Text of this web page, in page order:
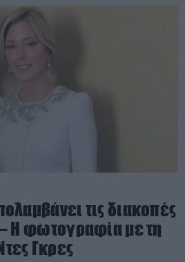
τις διακοπές
– Η φωτογραφία με τη
Γκρες